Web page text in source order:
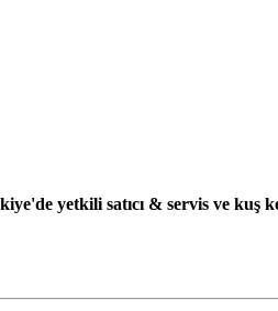
yetkili satıcı & servis ve kuş